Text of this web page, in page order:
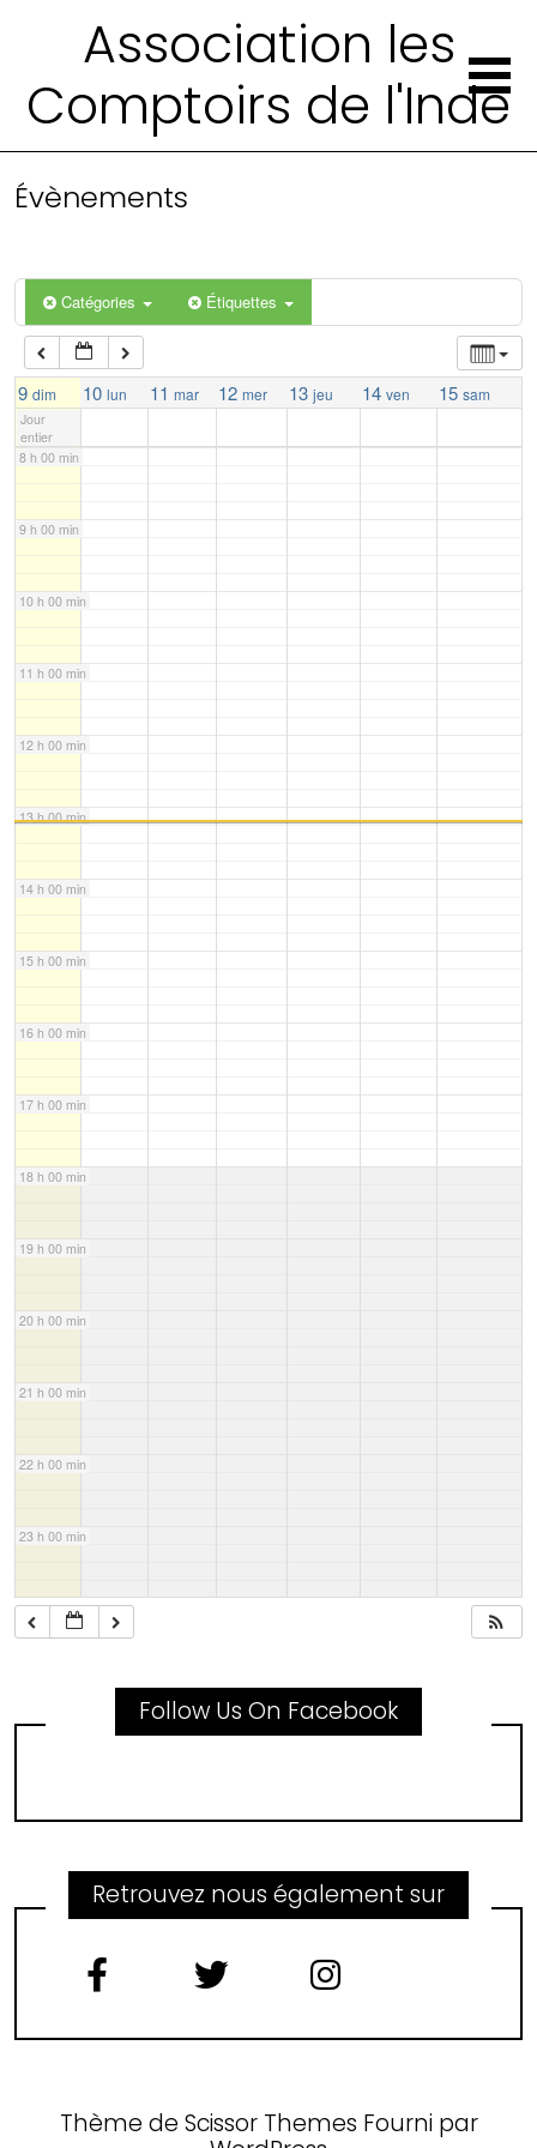
Association les
Comptoirs de l'Inde
Évènements
Catégories Étiquettes
9 dim 10 lun 11 mar 12 mer 13 jeu 14 ven 15 sam
Jour
entier
3 h 00 min
6 h 00 min
7 h 00 min
8 h 00 min
9 h 00 min
10 h 00 min
11 h 00 min
12 h 00 min
13 h 00 min
14 h 00 min
15 h 00 min
16 h 00 min
17 h 00 min
18 h 00 min
19 h 00 min
20 h 00 min
21 h 00 min
22 h 00 min
23 h 00 min
Follow Us On Facebook
Retrouvez nous également sur
Thème de Scissor Themes Fourni par